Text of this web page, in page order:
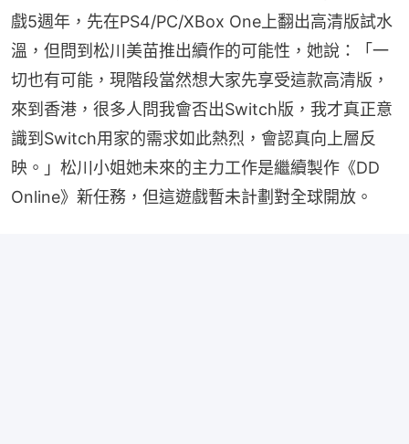
戲5週年，先在PS4/PC/XBox One上翻出高清版試水
溫，但問到松川美苗推出續作的可能性，她說：「一
切也有可能，現階段當然想大家先享受這款高清版，
來到香港，很多人問我會否出Switch版，我才真正意
識到Switch用家的需求如此熱烈，會認真向上層反
映。」松川小姐她未來的主力工作是繼續製作《DD
Online》新任務，但這遊戲暫未計劃對全球開放。